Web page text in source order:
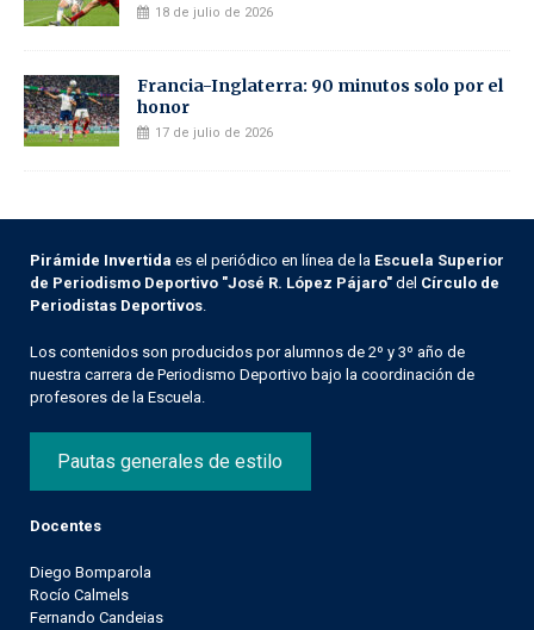
18 de julio de 2026
Francia-Inglaterra: 90 minutos solo por el
honor
17 de julio de 2026
Pirámide Invertida es el periódico en línea de la Escuela Superior
de Periodismo Deportivo "José R. López Pájaro" del Círculo de
Periodistas Deportivos
Los contenidos son producidos por alumnos de 2º y 3º año de
nuestra carrera de Periodismo Deportivo bajo la coordinación de
profesores de la Escuela.
Pautas generales de estilo
Docentes
Diego Bomparola
Rocío Calmels
Fernando Candeias